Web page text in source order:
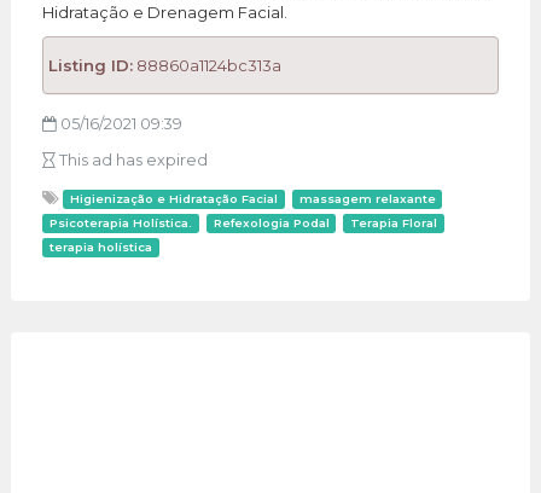
Hidratação e Drenagem Facial.
Listing ID: 88860a1124bc313a
05/16/2021 09:39
This ad has expired
Higienização e Hidratação Facial
massagem relaxante
Psicoterapia Holística.
Refexologia Podal
Terapia Floral
terapia holística